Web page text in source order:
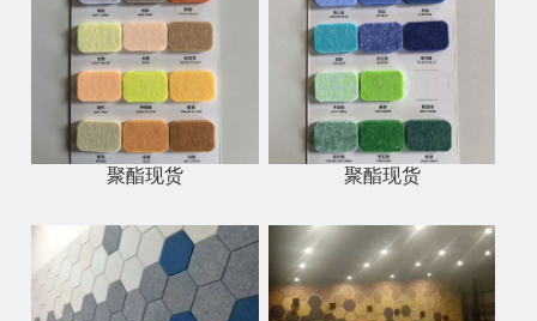
聚酯现货 聚酯现货